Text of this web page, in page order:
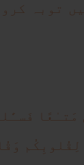
توبہ
مَتـٰعًا